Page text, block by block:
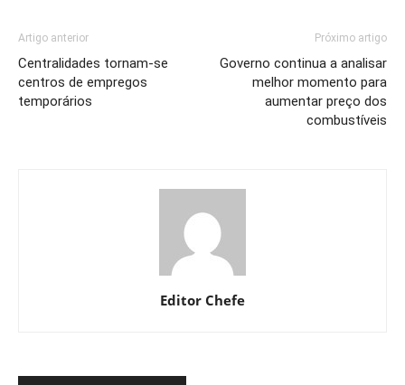
Artigo anterior
Centralidades tornam-se
centros de empregos
temporários
Próximo artigo
Governo continua a analisar
melhor momento para
aumentar preço dos
combustíveis
Editor Chefe